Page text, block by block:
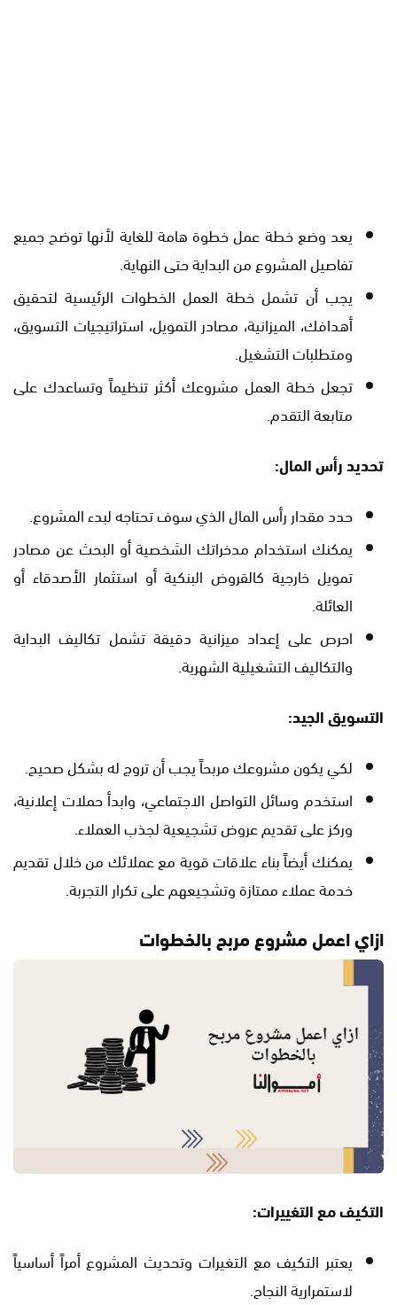
يعد وضع خطة عمل خطوة هامة للغاية لأنها توضح جميع
تفاصيل المشروع من البداية حتى النهاية.
يجب أن تشمل خطة العمل الخطوات الرئيسية لتحقيق
أهدافك، الميزانية، مصادر التمويل، استراتيجيات التسويق،
ومتطلبات التشغيل.
تجعل خطة العمل مشروعك أكثر تنظيماً وتساعدك على
متابعة التقدم.
تحديد رأس المال:
حدد مقدار رأس المال الذي سوف تحتاجه لبدء المشروع.
يمكنك استخدام مدخراتك الشخصية أو البحث عن مصادر
تمويل خارجية كالقروض البنكية أو استثمار الأصدقاء أو
العائلة.
احرص على إعداد ميزانية دقيقة تشمل تكاليف البداية
والتكاليف التشغيلية الشهرية.
التسويق الجيد:
لكي يكون مشروعك مربحاً يجب أن تروج له بشكل صحيح.
استخدم وسائل التواصل الاجتماعي، وابدأ حملات إعلانية،
وركز على تقديم عروض تشجيعية لجذب العملاء.
يمكنك أيضاً بناء علاقات قوية مع عملائك من خلال تقديم
خدمة عملاء ممتازة وتشجيعهم على تكرار التجربة.
ازاي اعمل مشروع مربح بالخطوات
التكيف مع التغييرات:
يعتبر التكيف مع التغيرات وتحديث المشروع أمراً أساسياً
لاستمرارية النجاح.